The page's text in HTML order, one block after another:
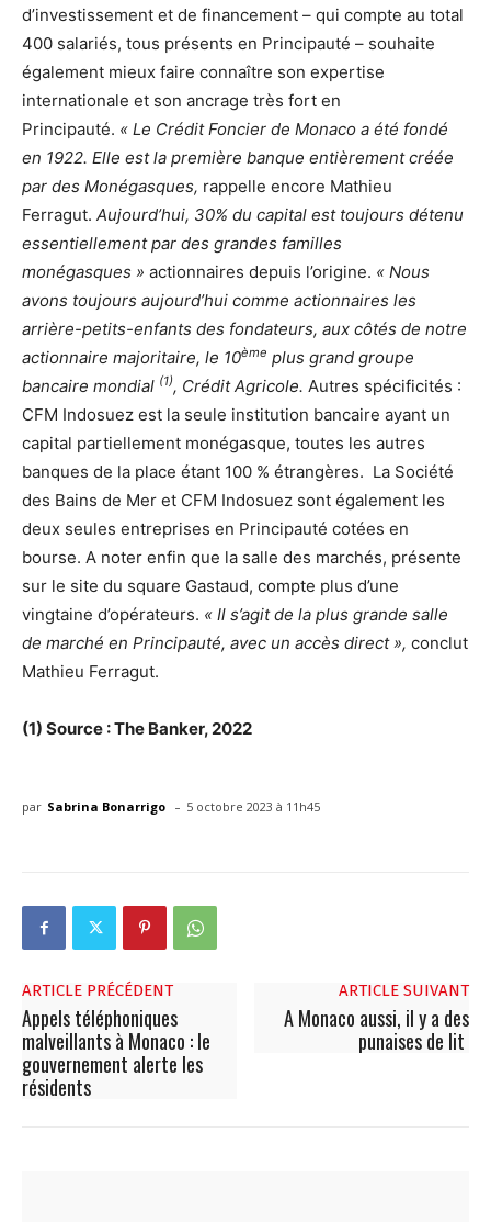
d’investissement et de financement – qui compte au total
400 salariés, tous présents en Principauté – souhaite
également mieux faire connaître son expertise
internationale et son ancrage très fort en
Principauté. « Le Crédit Foncier de Monaco a été fondé
en 1922. Elle est la première banque entièrement créée
par des Monégasques, rappelle encore Mathieu
Ferragut. Aujourd’hui, 30% du capital est toujours détenu
essentiellement par des grandes familles
monégasques » actionnaires depuis l’origine. « Nous
avons toujours aujourd’hui comme actionnaires les
arrière-petits-enfants des fondateurs, aux côtés de notre
actionnaire majoritaire, le 10ème plus grand groupe
bancaire mondial (1), Crédit Agricole. Autres spécificités :
CFM Indosuez est la seule institution bancaire ayant un
capital partiellement monégasque, toutes les autres
banques de la place étant 100 % étrangères. La Société
des Bains de Mer et CFM Indosuez sont également les
deux seules entreprises en Principauté cotées en
bourse. A noter enfin que la salle des marchés, présente
sur le site du square Gastaud, compte plus d’une
vingtaine d’opérateurs. « Il s’agit de la plus grande salle
de marché en Principauté, avec un accès direct », conclut
Mathieu Ferragut.
(1) Source : The Banker, 2022
par Sabrina Bonarrigo - 5 octobre 2023 à 11h45
ARTICLE PRÉCÉDENT
Appels téléphoniques
malveillants à Monaco : le
gouvernement alerte les
résidents
ARTICLE SUIVANT
A Monaco aussi, il y a des
punaises de lit